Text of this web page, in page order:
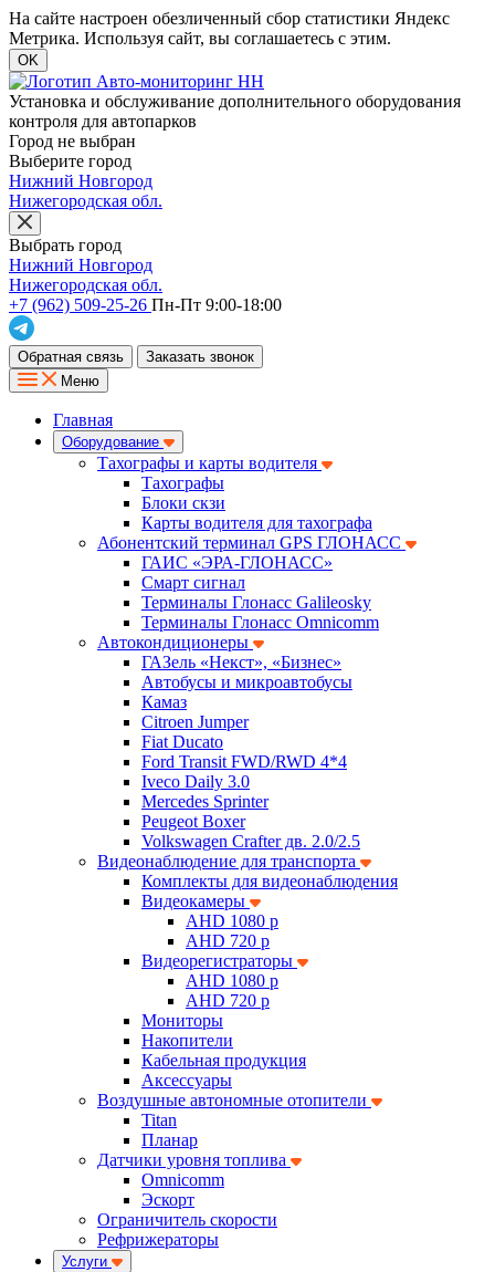
На сайте настроен обезличенный сбор статистики Яндекс
Метрика. Используя сайт, вы соглашаетесь с этим.
OK
Установка и обслуживание дополнительного оборудования
контроля для автопарков
Город не выбран
Выберите город
Нижний Новгород
Нижегородская обл.
Выбрать город
Нижний Новгород
Нижегородская обл.
+7 (962) 509-25-26 Пн-Пт 9:00-18:00
Обратная связь
Заказать звонок
Меню
Главная
Оборудование
Тахографы и карты водителя
Тахографы
Блоки скзи
Карты водителя для тахографа
Абонентский терминал GPS ГЛОНАСС
ГАИС «ЭРА-ГЛОНАСС»
Смарт сигнал
Терминалы Глонасс Galileosky
Терминалы Глонасс Omnicomm
Автокондиционеры
ГАЗель «Некст», «Бизнес»
Автобусы и микроавтобусы
Камаз
Citroen Jumper
Fiat Ducato
Ford Transit FWD/RWD 4*4
Iveco Daily 3.0
Mercedes Sprinter
Peugeot Boxer
Volkswagen Crafter дв. 2.0/2.5
Видеонаблюдение для транспорта
Комплекты для видеонаблюдения
Видеокамеры
AHD 1080 p
AHD 720 p
Видеорегистраторы
AHD 1080 p
AHD 720 p
Мониторы
Накопители
Кабельная продукция
Аксессуары
Воздушные автономные отопители
Titan
Планар
Датчики уровня топлива
Omnicomm
Эскорт
Ограничитель скорости
Рефрижераторы
Услуги